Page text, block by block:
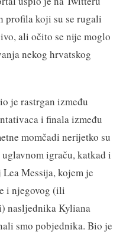
profila koji su se rugali
ali očito se nije moglo
nekog hrvatskog
je rastrgan između
i finala između
momčadi nerijetko su
igraču, katkad i
Messija, kojem je
i njegovog (ili
nasljednika Kyliana
smo pobjednika. Bio je